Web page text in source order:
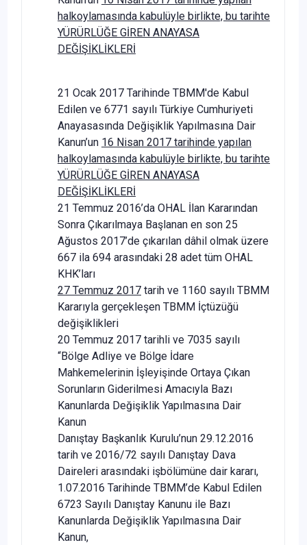
halkoylamasında kabulüyle birlikte, bu tarihte
YÜRÜRLÜĞE GİREN ANAYASA
DEĞİŞİKLİKLERİ
21 Ocak 2017 Tarihinde TBMM'de Kabul
Edilen ve 6771 sayılı Türkiye Cumhuriyeti
Anayasasında Değişiklik Yapılmasına Dair
Kanun’un 16 Nisan 2017 tarihinde yapılan
halkoylamasında kabulüyle birlikte, bu tarihte
YÜRÜRLÜĞE GİREN ANAYASA
DEĞİŞİKLİKLERİ
21 Temmuz 2016’da OHAL İlan Kararından
Sonra Çıkarılmaya Başlanan en son 25
Ağustos 2017’de çıkarılan dâhil olmak üzere
667 ila 694 arasındaki 28 adet tüm OHAL
KHK’ları
27 Temmuz 2017 tarih ve 1160 sayılı TBMM
Kararıyla gerçekleşen TBMM İçtüzüğü
değişiklikleri
20 Temmuz 2017 tarihli ve 7035 sayılı
“Bölge Adliye ve Bölge İdare
Mahkemelerinin İşleyişinde Ortaya Çıkan
Sorunların Giderilmesi Amacıyla Bazı
Kanunlarda Değişiklik Yapılmasına Dair
Kanun
Danıştay Başkanlık Kurulu’nun 29.12.2016
tarih ve 2016/72 sayılı Danıştay Dava
Daireleri arasındaki işbölümüne dair kararı,
1.07.2016 Tarihinde TBMM’de Kabul Edilen
6723 Sayılı Danıştay Kanunu ile Bazı
Kanunlarda Değişiklik Yapılmasına Dair
Kanun,